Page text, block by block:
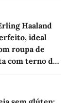
Haaland
ideal
roupa de
com terno de